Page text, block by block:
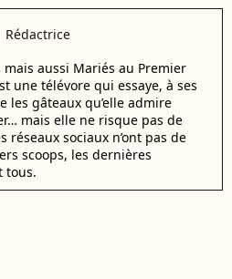
Rédactrice
mais aussi Mariés au Premier
une télévore qui essaye, à ses
les gâteaux qu’elle admire
mais elle ne risque pas de
sociaux n’ont pas de
scoops, les dernières
tous.